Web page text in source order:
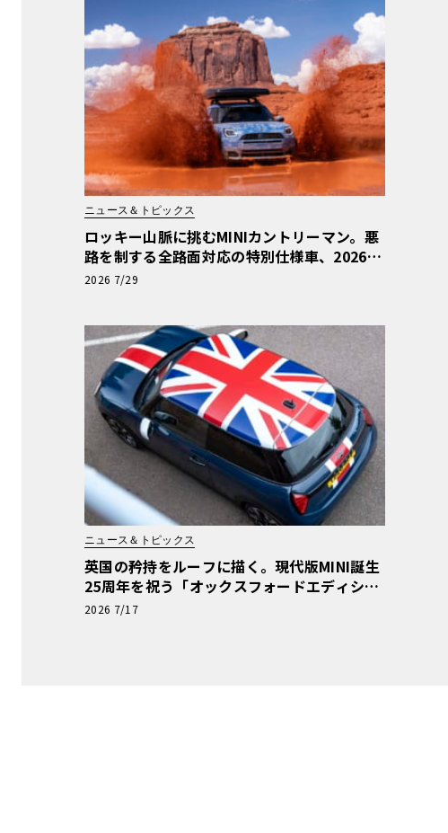
ニュース＆トピックス
ロッキー山脈に挑むMINIカントリーマン。悪
路を制する全路面対応の特別仕様車、2026年
10月の初公開へ向け最終段階
2026 7/29
ニュース＆トピックス
英国の矜持をルーフに描く。現代版MINI誕生
25周年を祝う「オックスフォードエディショ
ン」の洗練
2026 7/17